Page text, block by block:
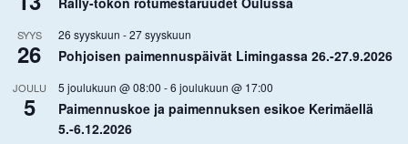
SYYS
26
26 syyskuun -27 syyskuun
Pohjoisen paimennuspäivät Limingassa 26.-27.9.2026
JOULU
5
5 joulukuun @ 08:00 -6 joulukuun @ 17:00
Paimennuskoe ja paimennuksen esikoe Kerimäellä
5.-6.12.2026